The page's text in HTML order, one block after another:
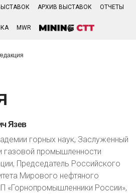
АРХИВ ВЫСТАВОК ОТЧЕТЫ
MWR
Язев
горных наук, Заслуженный
газовой промышленности
Председатель Российского
Мирового нефтяного
«Горнопромышленники России»,